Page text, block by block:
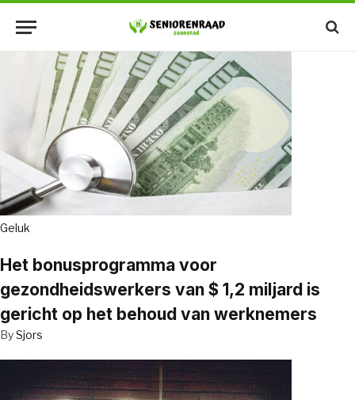
Geluk
Het bonusprogramma voor
gezondheidswerkers van $ 1,2 miljard is
gericht op het behoud van werknemers
BySjors